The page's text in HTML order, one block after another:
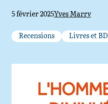
Catégories
Recensions Livres et BD
Date de publication
5 février 2025Auteur·ice
Yves Marry